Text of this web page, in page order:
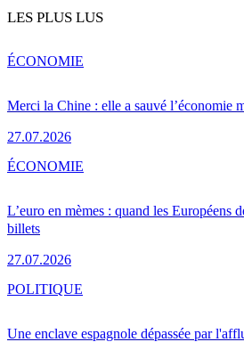
LES PLUS LUS
Merci la Chine : elle a sauvé l’économie
27.07.2026
ÉCONOMIE
L’euro en mèmes : quand les Européens
billets
27.07.2026
ÉCONOMIE
Une enclave espagnole dépassée par
POLITIQUE